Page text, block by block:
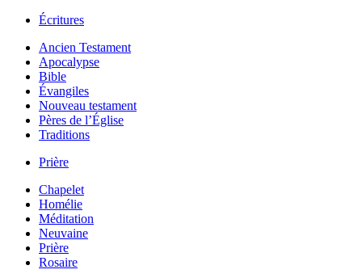
Écritures
Ancien Testament
Apocalypse
Bible
Évangiles
Nouveau testament
Pères de l’Église
Traditions
Prière
Chapelet
Homélie
Méditation
Neuvaine
Prière
Rosaire